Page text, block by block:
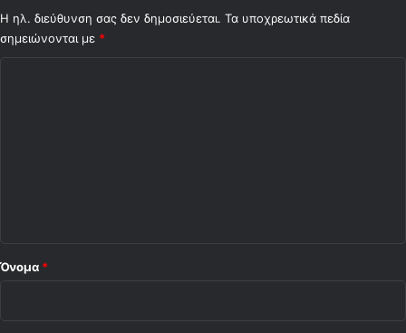
Η ηλ. διεύθυνση σας δεν δημοσιεύεται. Τα υποχρεωτικά πεδία
σημειώνονται με *
Όνομα *